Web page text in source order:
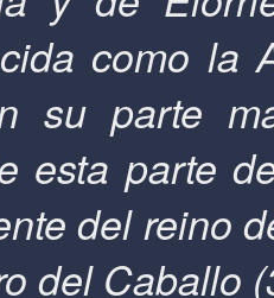
como la
su parte
esta parte
del reino
del Caballo